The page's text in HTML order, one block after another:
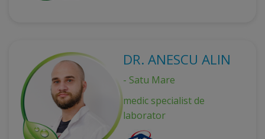
DR. ANESCU ALIN
- Satu Mare
medic specialist de
laborator